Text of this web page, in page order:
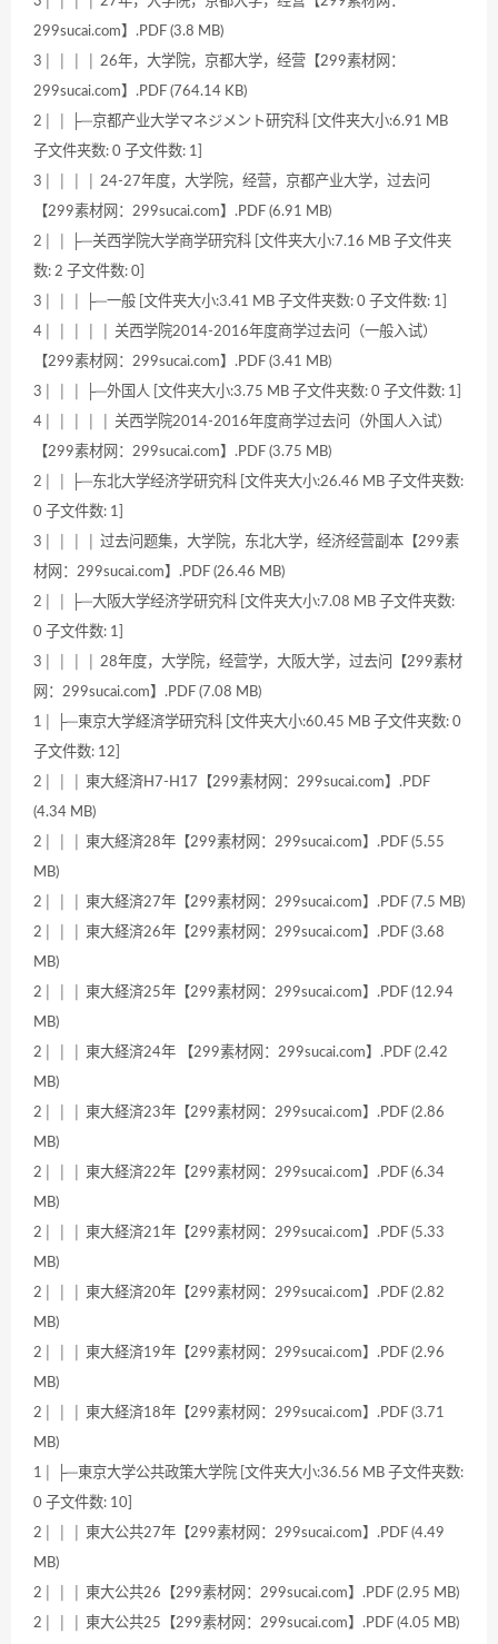
299sucai.com】.PDF (3.8 MB)
3│ │ │ │ 26年，大学院，京都大学，经营【299素材网：
299sucai.com】.PDF (764.14 KB)
2│ │ ├─京都产业大学マネジメント研究科 [文件夹大小:6.91 MB
子文件夹数: 0 子文件数: 1]
3│ │ │ │ 24-27年度，大学院，经营，京都产业大学，过去问
【299素材网：299sucai.com】.PDF (6.91 MB)
2│ │ ├─关西学院大学商学研究科 [文件夹大小:7.16 MB 子文件夹
数: 2 子文件数: 0]
3│ │ │ ├─一般 [文件夹大小:3.41 MB 子文件夹数: 0 子文件数: 1]
4│ │ │ │ │ 关西学院2014-2016年度商学过去问（一般入试）
【299素材网：299sucai.com】.PDF (3.41 MB)
3│ │ │ ├─外国人 [文件夹大小:3.75 MB 子文件夹数: 0 子文件数: 1]
4│ │ │ │ │ 关西学院2014-2016年度商学过去问（外国人入试）
【299素材网：299sucai.com】.PDF (3.75 MB)
2│ │ ├─东北大学经济学研究科 [文件夹大小:26.46 MB 子文件夹数:
0 子文件数: 1]
3│ │ │ │ 过去问题集，大学院，东北大学，经济经营副本【299素
材网：299sucai.com】.PDF (26.46 MB)
2│ │ ├─大阪大学经济学研究科 [文件夹大小:7.08 MB 子文件夹数:
0 子文件数: 1]
3│ │ │ │ 28年度，大学院，经营学，大阪大学，过去问【299素材
网：299sucai.com】.PDF (7.08 MB)
1│ ├─東京大学経済学研究科 [文件夹大小:60.45 MB 子文件夹数: 0
子文件数: 12]
2│ │ │ 東大経済H7-H17【299素材网：299sucai.com】.PDF
(4.34 MB)
2│ │ │ 東大経済28年【299素材网：299sucai.com】.PDF (5.55
MB)
2│ │ │ 東大経済27年【299素材网：299sucai.com】.PDF (7.5 MB)
2│ │ │ 東大経済26年【299素材网：299sucai.com】.PDF (3.68
MB)
2│ │ │ 東大経済25年【299素材网：299sucai.com】.PDF (12.94
MB)
2│ │ │ 東大経済24年 【299素材网：299sucai.com】.PDF (2.42
MB)
2│ │ │ 東大経済23年【299素材网：299sucai.com】.PDF (2.86
MB)
2│ │ │ 東大経済22年【299素材网：299sucai.com】.PDF (6.34
MB)
2│ │ │ 東大経済21年【299素材网：299sucai.com】.PDF (5.33
MB)
2│ │ │ 東大経済20年【299素材网：299sucai.com】.PDF (2.82
MB)
2│ │ │ 東大経済19年【299素材网：299sucai.com】.PDF (2.96
MB)
2│ │ │ 東大経済18年【299素材网：299sucai.com】.PDF (3.71
MB)
1│ ├─東京大学公共政策大学院 [文件夹大小:36.56 MB 子文件夹数:
0 子文件数: 10]
2│ │ │ 東大公共27年【299素材网：299sucai.com】.PDF (4.49
MB)
2│ │ │ 東大公共26【299素材网：299sucai.com】.PDF (2.95 MB)
2│ │ │ 東大公共25【299素材网：299sucai.com】.PDF (4.05 MB)